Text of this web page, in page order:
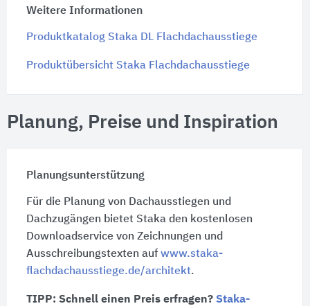
Weitere Informationen
Produktkatalog Staka DL Flachdachausstiege
Produktübersicht Staka Flachdachausstiege
Planung, Preise und Inspiration
Planungsunterstützung
Für die Planung von Dachausstiegen und
Dachzugängen bietet Staka den kostenlosen
Downloadservice von Zeichnungen und
Ausschreibungstexten aufwww.staka-
flachdachausstiege.de/architekt.
TIPP: Schnell einen Preis erfragen? Staka-